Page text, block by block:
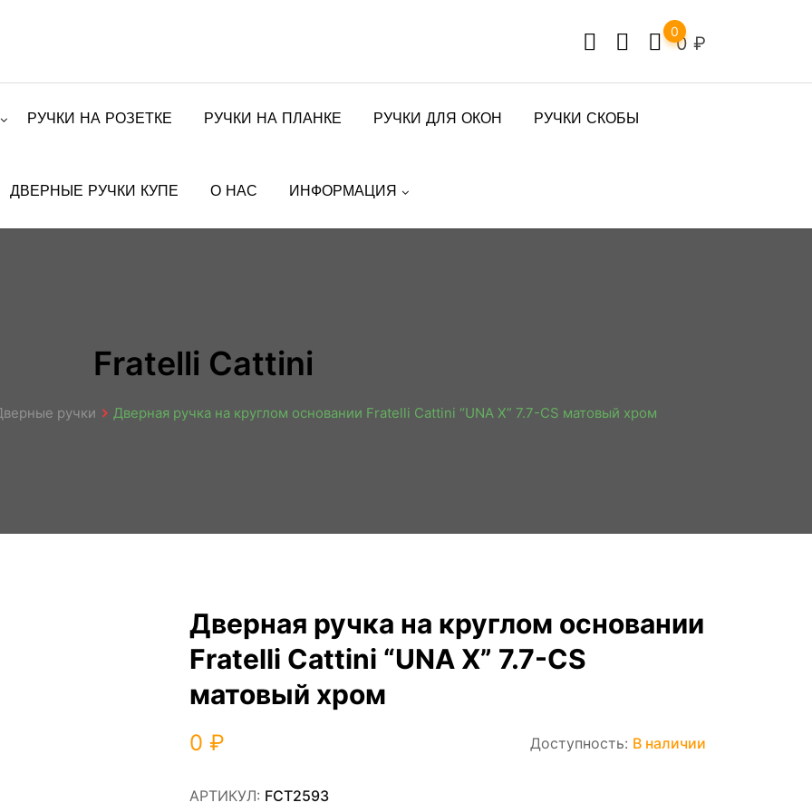
0 ₽
0
РУЧКИ НА РОЗЕТКЕ РУЧКИ НА ПЛАНКЕ РУЧКИ ДЛЯ ОКОН РУЧКИ СКОБЫ
ДВЕРНЫЕ РУЧКИ КУПЕ О НАС ИНФОРМАЦИЯ
Fratelli Cattini
ручки Дверная ручка на круглом основании Fratelli Cattini “UNA X” 7.7-CS матовый хром
Дверная ручка на круглом основании
Fratelli Cattini “UNA X” 7.7-CS
матовый хром
0 ₽ Доступность: В наличии
АРТИКУЛ: FCT2593